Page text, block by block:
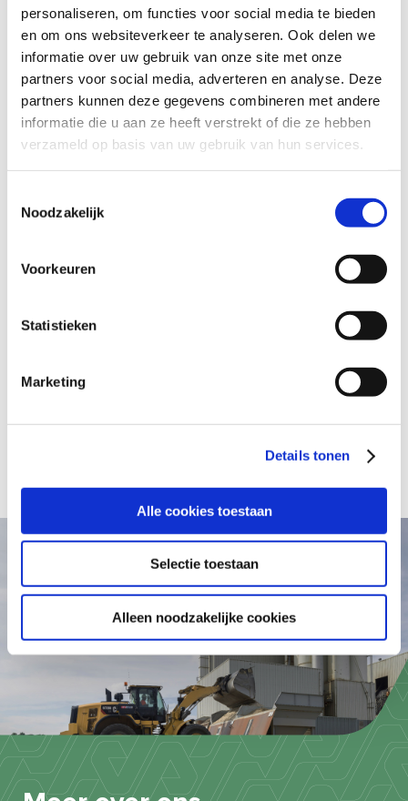
personaliseren, om functies voor social media te bieden
en om ons websiteverkeer te analyseren. Ook delen we
informatie over uw gebruik van onze site met onze
partners voor social media, adverteren en analyse. Deze
partners kunnen deze gegevens combineren met andere
informatie die u aan ze heeft verstrekt of die ze hebben
verzameld op basis van uw gebruik van hun services.
Noodzakelijk
Voorkeuren
Statistieken
Marketing
Details tonen
Alle cookies toestaan
Selectie toestaan
Alleen noodzakelijke cookies
en Milieu
06 – 278 98 278
NEEM CONTACT OP
Deel dit artikel